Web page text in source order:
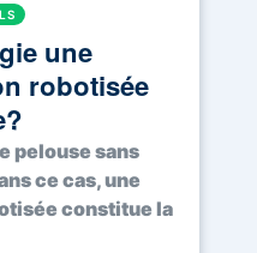
une
robotisée
pelouse sans
ce cas, une
constitue la